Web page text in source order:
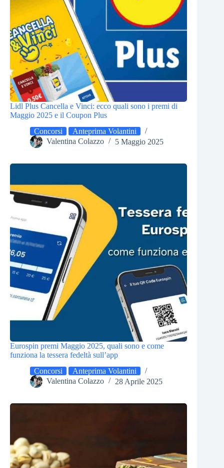
Lidl Plus Cancella e Vinci: ecco quali sono i premi di
Maggio 2025 e il Coupon Plus
Concorsi
Anteprima Volantini
Valentina Colazzo
5 Maggio 2025
Eurospin premi Maggio 2025, quali sono e come
funziona la tessera fedeltà sull’app
Concorsi
Anteprima Volantini
Valentina Colazzo
28 Aprile 2025